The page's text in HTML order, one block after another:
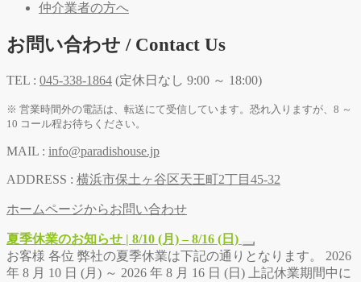
仲介業者の方へ
お問い合わせ / Contact Us
TEL : 045-338-1864 (定休日なし 9:00 ～ 18:00)
※ 営業時間外の電話は、転送にて受信しています。恐れ入りますが、8 ～
10 コール程お待ちください。
MAIL : info@paradishouse.jp
ADDRESS : 横浜市保土ヶ谷区天王町2丁目45-32
ホームページからお問い合わせ
夏季休業のお知らせ | 8/10 (月) – 8/16 (日)
お客様 各位 弊社の夏季休業は下記の通りとなります。 2026
年 8 月 10 日 (月) ～ 2026 年 8 月 16 日 (日) 上記休業期間中に